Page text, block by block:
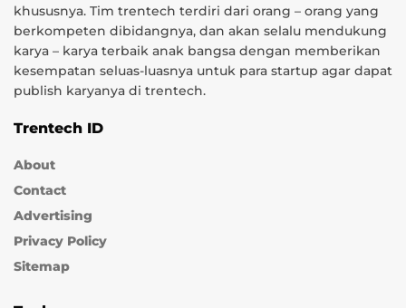
khususnya. Tim trentech terdiri dari orang – orang yang
berkompeten dibidangnya, dan akan selalu mendukung
karya – karya terbaik anak bangsa dengan memberikan
kesempatan seluas-luasnya untuk para startup agar dapat
publish karyanya di trentech.
Trentech ID
About
Contact
Advertising
Privacy Policy
Sitemap